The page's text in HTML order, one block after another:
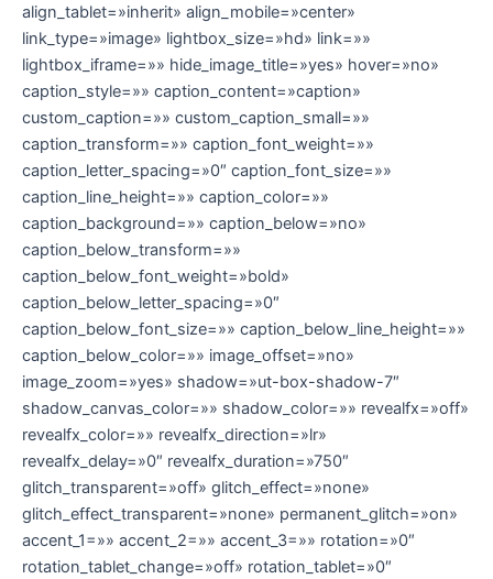
align_tablet=»inherit» align_mobile=»center»
link_type=»image» lightbox_size=»hd» link=»»
lightbox_iframe=»» hide_image_title=»yes» hover=»no»
caption_style=»» caption_content=»caption»
custom_caption=»» custom_caption_small=»»
caption_transform=»» caption_font_weight=»»
caption_letter_spacing=»0″ caption_font_size=»»
caption_line_height=»» caption_color=»»
caption_background=»» caption_below=»no»
caption_below_transform=»»
caption_below_font_weight=»bold»
caption_below_letter_spacing=»0″
caption_below_font_size=»» caption_below_line_height=»»
caption_below_color=»» image_offset=»no»
image_zoom=»yes» shadow=»ut-box-shadow-7″
shadow_canvas_color=»» shadow_color=»» revealfx=»off»
revealfx_color=»» revealfx_direction=»lr»
revealfx_delay=»0″ revealfx_duration=»750″
glitch_transparent=»off» glitch_effect=»none»
glitch_effect_transparent=»none» permanent_glitch=»on»
accent_1=»» accent_2=»» accent_3=»» rotation=»0″
rotation_tablet_change=»off» rotation_tablet=»0″